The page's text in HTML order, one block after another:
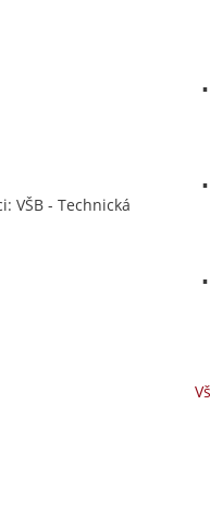
VŠB - Technická